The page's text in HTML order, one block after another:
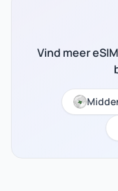
Vind meer